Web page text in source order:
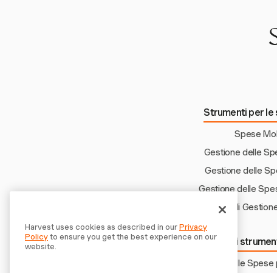
Strumenti per le
Spese
Gestione delle
Gestione delle
Gestione delle
Workflow di
Scopri altri
Gestione delle
Harvest uses cookies as described in ourPrivacy
Policyto ensure you get the best experience on our
website.